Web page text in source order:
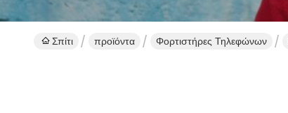
Σπίτι προϊόντα Φορτιστήρες Τηλεφώνων